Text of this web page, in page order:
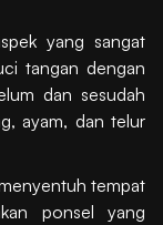
yang sangat
tangan dengan
dan sesudah
ayam, dan telur
tempat
ponsel yang